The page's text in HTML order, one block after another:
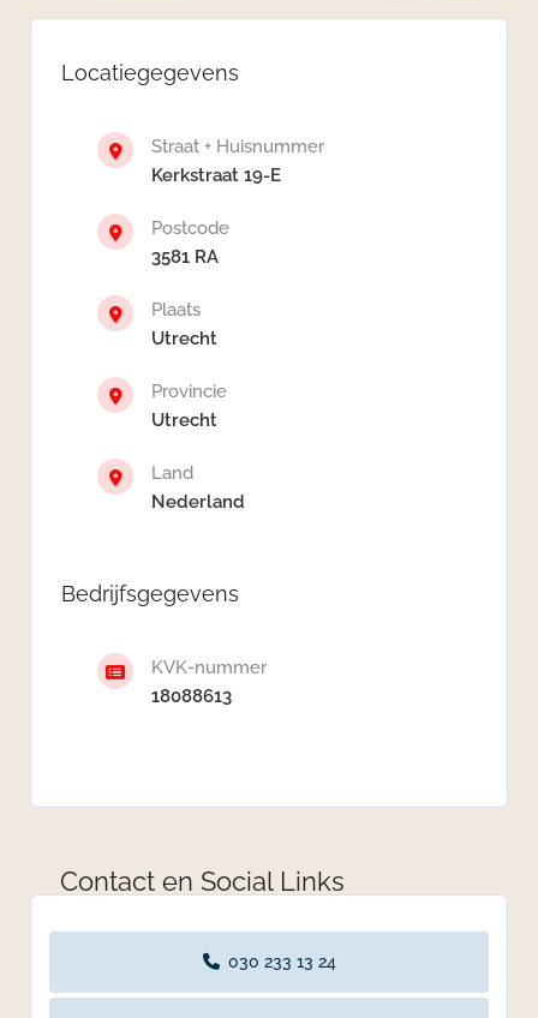
Locatiegegevens
Straat + Huisnummer
Kerkstraat 19-E
Postcode
3581 RA
Plaats
Utrecht
Provincie
Utrecht
Land
Nederland
Bedrijfsgegevens
KVK-nummer
18088613
Contact en Social Links
030 233 13 24